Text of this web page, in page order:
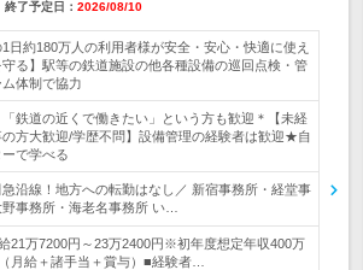
終了予定日： 2026/08/10
1日約180万人の利用者様が安全・安心・快適に使え
る】駅等の鉄道施設の他各種設備の巡回点検・管
体制で協力
「鉄道の近くで働きたい」という方も歓迎＊【未経
方大歓迎/学歴不問】設備管理の経験者は歓迎★自
で学べる
沿線！地方への転勤はなし／ 新宿事務所・経堂事
事務所・海老名事務所 い…
21万7200円～23万2400円※初年度想定年収400万
月給＋諸手当＋賞与）■経験者…